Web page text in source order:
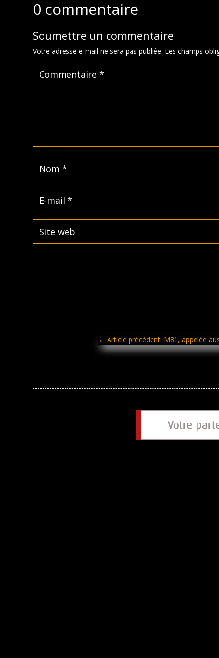
0 commentaire
Soumettre un commentaire
Votre adresse e-mail ne sera pas publiée. Les champs
← Article précédent: M81, appelée